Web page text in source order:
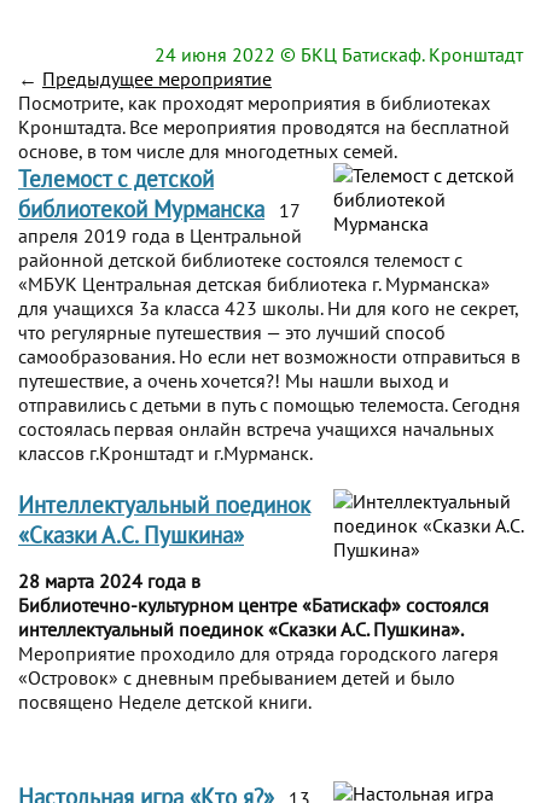
24 июня 2022 © БКЦ Батискаф. Кронштадт
← Предыдущее мероприятие
Посмотрите, как проходят мероприятия в библиотеках
Кронштадта. Все мероприятия проводятся на бесплатной
основе, в том числе для многодетных семей.
Телемост с детской
библиотекой Мурманска
17
апреля 2019 года в Центральной
районной детской библиотеке состоялся телемост с
«МБУК Центральная детская библиотека г. Мурманска»
для учащихся 3а класса 423 школы. Ни для кого не секрет,
что регулярные путешествия — это лучший способ
самообразования. Но если нет возможности отправиться в
путешествие, а очень хочется?! Мы нашли выход и
отправились с детьми в путь с помощью телемоста. Сегодня
состоялась первая онлайн встреча учащихся начальных
классов г.Кронштадт и г.Мурманск.
Интеллектуальный поединок
«Сказки А.С. Пушкина»
28 марта 2024 года в
Библиотечно-культурном центре «Батискаф» состоялся
интеллектуальный поединок «Сказки А.С. Пушкина».
Мероприятие проходило для отряда городского лагеря
«Островок» с дневным пребыванием детей и было
посвящено Неделе детской книги.
Настольная игра «Кто я?»